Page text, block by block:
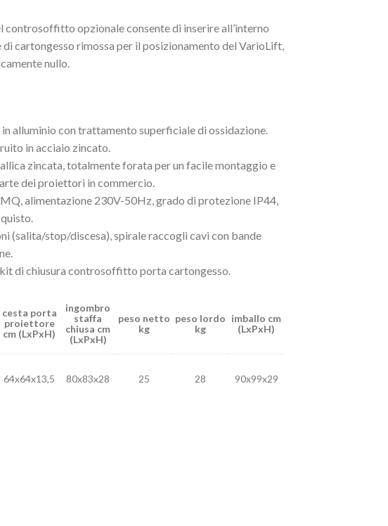
opzionale consente di inserire all’interno
cartongesso rimossa per il posizionamento del VarioLift,
nullo.
alluminio con trattamento superficiale di ossidazione.
in acciaio zincato.
zincata, totalmente forata per un facile montaggio e
dei proiettori in commercio.
alimentazione 230V-50Hz, grado di protezione IP44,
(salita/stop/discesa), spirale raccogli cavi con bande
di chiusura controsoffitto porta cartongesso.
cesta porta
proiettore
cm (LxPxH)
ingombro
staffa
chiusa cm
(LxPxH)
peso netto
kg
peso lordo
kg
imballo cm
(LxPxH)
64x64x13,5 80x83x28 25 28 90x99x29